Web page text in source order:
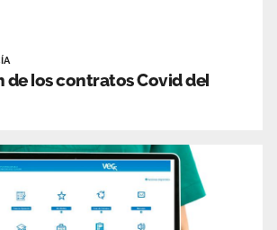
de los contratos Covid del